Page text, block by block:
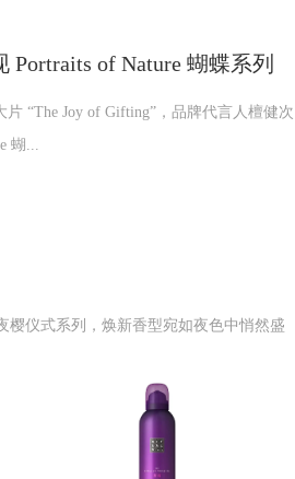
Portraits of Nature 蝴蝶系列
“The Joy of Gifting”，品牌代言人檀健次
蝴...
仪式系列，焕新香型宛如夜色中悄然盛